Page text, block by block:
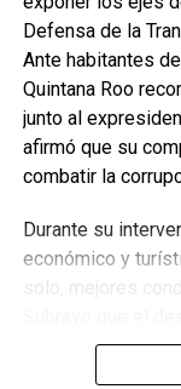
y secas,
plantación de 302
y 41 endémicas.
Naturales
Voluntariamente
recuperar
Finalmente,
proteger el agua,
recursos
calidad de vida”,
Defensa de la
Ante habitantes
Quintana Roo
junto al
afirmó que su
combatir la
Durante su
económico y
solo, mejores
en quienes
destacando el